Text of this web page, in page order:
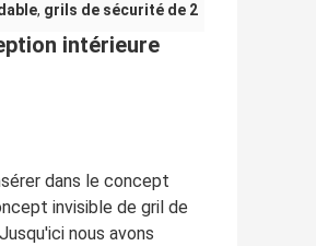
, grils de sécurité de 2
intérieure
dans le concept
invisible de gril de
nous avons